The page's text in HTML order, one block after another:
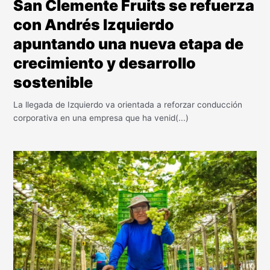
San Clemente Fruits se refuerza
con Andrés Izquierdo
apuntando una nueva etapa de
crecimiento y desarrollo
sostenible
La llegada de Izquierdo va orientada a reforzar conducción
corporativa en una empresa que ha venid(...)